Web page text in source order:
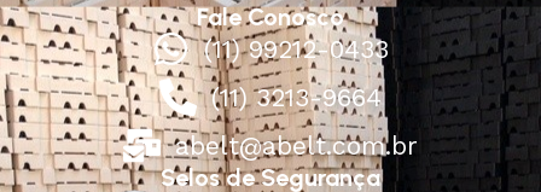
Fale Conosco
(11) 99212-0433
(11) 3213-9664
abelt@abelt.com.br
Selos de Segurança